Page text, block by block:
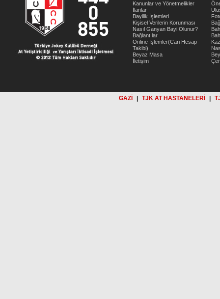
Kanunlar ve Yönetmelikler
İlanlar
Bayilik İşlemleri
Kişisel Verilerin Korunması
Nasıl Ganyan Bayi Olunur?
Bağlantılar
Online İşlemler(Cari Hesap
Takibi)
Beyaz Masa
İletişim
GAZİ TJK AT HASTANELERİ